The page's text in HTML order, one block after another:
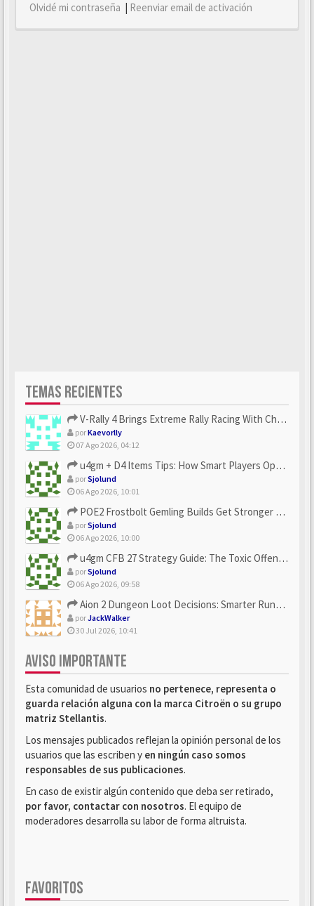
Olvidé mi contraseña | Reenviar email de activación
TEMAS RECIENTES
V-Rally 4 Brings Extreme Rally Racing With Challenging Track...
porKaevorlly
07 Ago 2026, 04:12
u4gm + D4 Items Tips: How Smart Players Optimize Gear, Build...
porSjolund
06 Ago 2026, 10:01
POE2 Frostbolt Gemling Builds Get Stronger With u4gm’s Ice C...
porSjolund
06 Ago 2026, 10:00
u4gm CFB 27 Strategy Guide: The Toxic Offensive Scheme Your ...
porSjolund
06 Ago 2026, 09:58
Aion 2 Dungeon Loot Decisions: Smarter Runs With U4N
porJackWalker
30 Jul 2026, 10:41
AVISO IMPORTANTE
Esta comunidad de usuarios no pertenece, representa o
guarda relación alguna con la marca Citroën o su grupo
matriz Stellantis.
Los mensajes publicados reflejan la opinión personal de los
usuarios que las escriben y en ningún caso somos
responsables de sus publicaciones.
En caso de existir algún contenido que deba ser retirado,
por favor, contactar con nosotros. El equipo de
moderadores desarrolla su labor de forma altruista.
FAVORITOS